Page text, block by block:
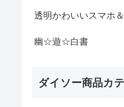
透明かわいいスマホ
幽☆遊☆白書
ダイソー商品カ